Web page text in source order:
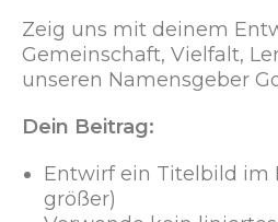
Zeig uns mit deinem
Gemeinschaft, Vielfalt,
unseren Namensgeber
Dein Beitrag:
Entwirf ein Titelbild im
größer)